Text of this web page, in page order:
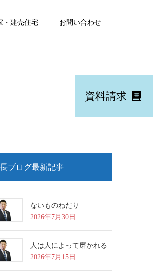
・建売住宅 お問い合わせ
ブログ最新記事
ないものねだり
2026年7月30日
人は人によって磨かれる
2026年7月15日
資料請求